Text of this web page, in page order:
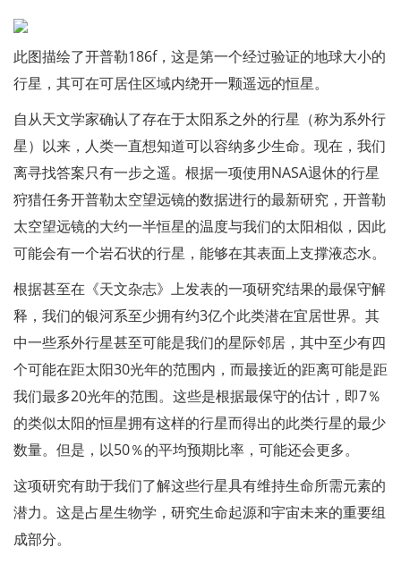
此图描绘了开普勒186f，这是第一个经过验证的地球大小的
行星，其可在可居住区域内绕开一颗遥远的恒星。
自从天文学家确认了存在于太阳系之外的行星（称为系外行
星）以来，人类一直想知道可以容纳多少生命。现在，我们
离寻找答案只有一步之遥。根据一项使用NASA退休的行星
狩猎任务开普勒太空望远镜的数据进行的最新研究，开普勒
太空望远镜的大约一半恒星的温度与我们的太阳相似，因此
可能会有一个岩石状的行星，能够在其表面上支撑液态水。
根据甚至在《天文杂志》上发表的一项研究结果的最保守解
释，我们的银河系至少拥有约3亿个此类潜在宜居世界。其
中一些系外行星甚至可能是我们的星际邻居，其中至少有四
个可能在距太阳30光年的范围内，而最接近的距离可能是距
我们最多20光年的范围。这些是根据最保守的估计，即7％
的类似太阳的恒星拥有这样的行星而得出的此类行星的最少
数量。但是，以50％的平均预期比率，可能还会更多。
这项研究有助于我们了解这些行星具有维持生命所需元素的
潜力。这是占星生物学，研究生命起源和宇宙未来的重要组
成部分。